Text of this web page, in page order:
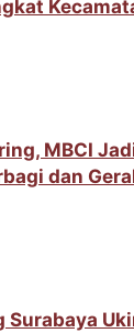
MBCI
dan
Surabaya